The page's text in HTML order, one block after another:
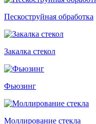
Пескоструйная обработка
Закалка стекол
Фьюзинг
Моллирование стекла